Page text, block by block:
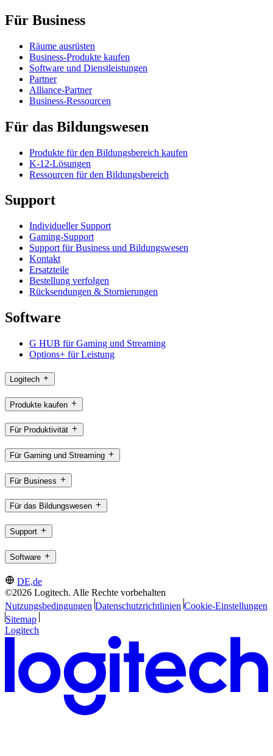
Für Business
Räume ausrüsten
Business-Produkte kaufen
Software und Dienstleistungen
Partner
Alliance-Partner
Business-Ressourcen
Für das Bildungswesen
Produkte für den Bildungsbereich kaufen
K-12-Lösungen
Ressourcen für den Bildungsbereich
Support
Individueller Support
Gaming-Support
Support für Business und Bildungswesen
Kontakt
Ersatzteile
Bestellung verfolgen
Rücksendungen & Stornierungen
Software
G HUB für Gaming und Streaming
Options+ für Leistung
Logitech
Produkte kaufen
Für Produktivität
Für Gaming und Streaming
Für Business
Für das Bildungswesen
Support
Software
DE,de
©2026 Logitech. Alle Rechte vorbehalten
Nutzungsbedingungen Datenschutzrichtlinien Cookie-Einstellungen
Sitemap
Logitech